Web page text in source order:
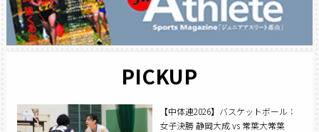
PICKUP
【中体連2026】バスケットボール：
女子決勝 静岡大成 vs 常葉大常葉